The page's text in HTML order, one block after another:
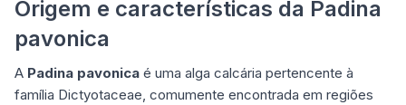
Origem e características da Padina
pavonica
A Padina pavonica é uma alga calcária pertencente à
família Dictyotaceae, comumente encontrada em regiões